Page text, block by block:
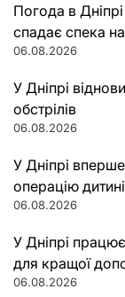
Погода в
спадає спека
06.08.2026
У Дніпрі
обстрілів
06.08.2026
У Дніпрі
операцію дитині
06.08.2026
У Дніпрі
для кращої
06.08.2026